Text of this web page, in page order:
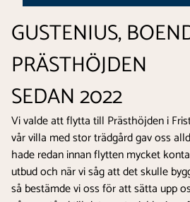
GUSTENIUS,
PRÄSTHÖJDEN
SEDAN 2022
Vi valde att flytta till Prästhöjden i
vår villa med stor trädgård gav oss
hade redan innan flytten mycket
utbud och när vi såg att det skulle
så bestämde vi oss för att sätta upp